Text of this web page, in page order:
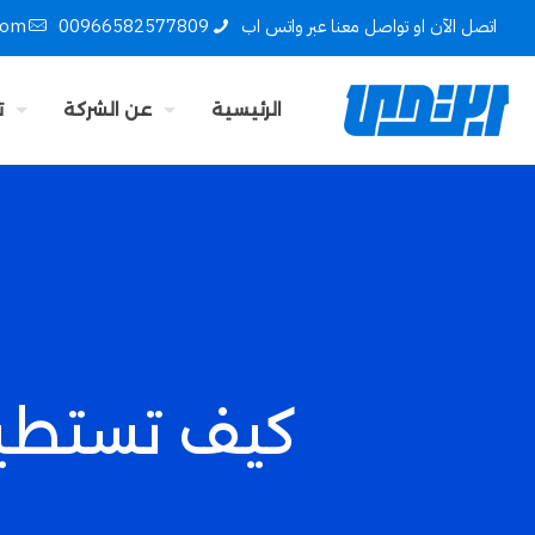
اتصل الآن او تواصل معنا عبر واتس اب 00966582577809
الرئيسية عن الشركة
كيف